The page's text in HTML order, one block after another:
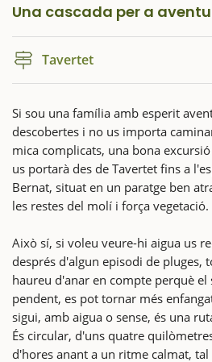
Una cascada per a
Tavertet
Si sou una família amb esperit
descobertes i no us importa
mica complicats, una bona
us portarà des de Tavertet fins a
Bernat, situat en un paratge ben
les restes del molí i força vegetació.
Això sí, si voleu veure-hi aigua us
després d'algun episodi de pluges,
haureu d'anar en compte perquè
pendent, es pot tornar més
sigui, amb aigua o sense, és una
És circular, d'uns quatre
d'hores anant a un ritme calmat,